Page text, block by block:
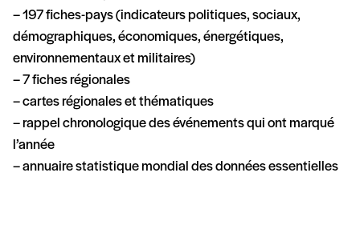
– 197 fiches-pays (indicateurs politiques, sociaux,
démographiques, économiques, énergétiques,
environnementaux et militaires)
– 7 fiches régionales
– cartes régionales et thématiques
– rappel chronologique des événements qui ont marqué
l’année
– annuaire statistique mondial des données essentielles